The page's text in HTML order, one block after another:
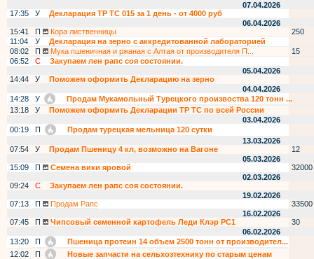
07.04.2026
17:35
У
Декларация ТР ТС 015 за 1 день - от 4000 руб
06.04.2026
15:41
П Кора лиственницы
250
11:04
У
Декларация на зерно с аккредитованной лабораторией
08:02
П Мука пшеничная и ржаная с Алтая от производителя П...
15
06:52
С
Закупаем лен рапс соя состоянии.
05.04.2026
14:44
У
Поможем оформить Декларацию на зерно
04.04.2026
14:28
У
Продам Мукамольный Турецкого произвоства 120 тонн ...
13:18
У
Поможем оформить Декларации ТР ТС по всей России
03.04.2026
00:19
П
Продам турецкая мельница 120 сутки
13.03.2026
07:54
У Продам Пшеницу 4 кл, возможно на Вагоне
12
05.03.2026
15:09
П Семена вики яровой
32000
02.03.2026
09:24
С
Закупаем лен рапс соя состоянии.
19.02.2026
07:13
П Продам Рапс
33500
16.02.2026
07:45
П Чипсовый семенной картофель Леди Клэр РС1
30
06.02.2026
13:20
П
Пшеница протеин 14 объем 2500 тонн от производител...
12:02
П
Новые запчасти на сельхозтехнику по старым ценам